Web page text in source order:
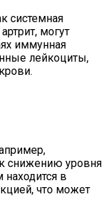
системная
могут
иммунная
лейкоциты,
снижению уровня
находится в
что может